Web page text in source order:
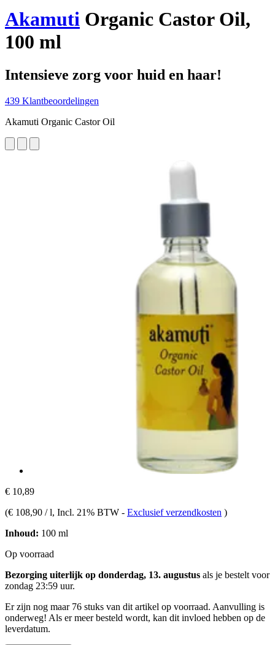
Akamuti Organic Castor Oil,
100 ml
Intensieve zorg voor huid en haar!
439 Klantbeoordelingen
Akamuti Organic Castor Oil
€ 10,89
(€ 108,90 / l, Incl. 21% BTW - Exclusief verzendkosten )
Inhoud: 100 ml
Op voorraad
Bezorging uiterlijk op donderdag, 13. augustus als je bestelt voor
zondag 23:59 uur.
Er zijn nog maar 76 stuks van dit artikel op voorraad. Aanvulling is
onderweg! Als er meer besteld wordt, kan dit invloed hebben op de
leverdatum.